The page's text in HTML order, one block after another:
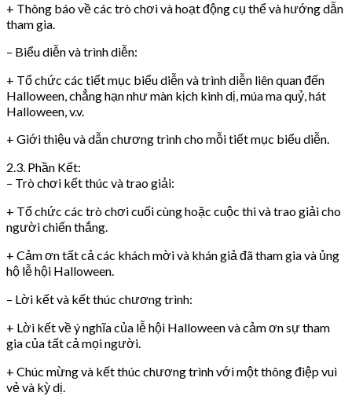
+ Thông báo về các trò chơi và hoạt động cụ thể và hướng dẫn
tham gia.
– Biểu diễn và trình diễn:
+ Tổ chức các tiết mục biểu diễn và trình diễn liên quan đến
Halloween, chẳng hạn như màn kịch kinh dị, múa ma quỷ, hát
Halloween, v.v.
+ Giới thiệu và dẫn chương trình cho mỗi tiết mục biểu diễn.
2.3. Phần Kết:
– Trò chơi kết thúc và trao giải:
+ Tổ chức các trò chơi cuối cùng hoặc cuộc thi và trao giải cho
người chiến thắng.
+ Cảm ơn tất cả các khách mời và khán giả đã tham gia và ủng
hộ lễ hội Halloween.
– Lời kết và kết thúc chương trình:
+ Lời kết về ý nghĩa của lễ hội Halloween và cảm ơn sự tham
gia của tất cả mọi người.
+ Chúc mừng và kết thúc chương trình với một thông điệp vui
vẻ và kỳ dị.